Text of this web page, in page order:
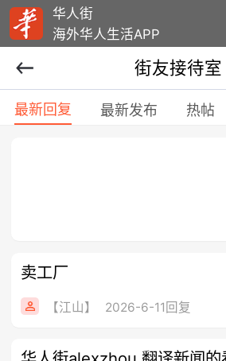
华人街
海外华人生活APP
街友接待室
最新回复 最新发布 热帖
卖工厂
【江山】 2026-6-11回复